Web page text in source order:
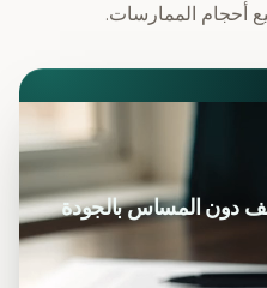
أحجام الممارسات.
دون المساس بالجودة